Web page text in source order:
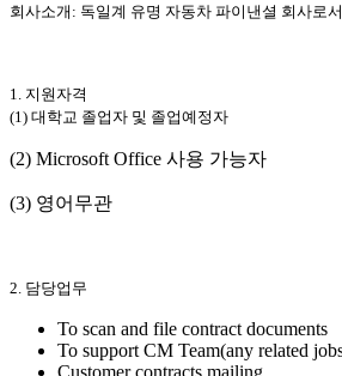
회사소개: 독일계 유명 자동차 파이낸셜 회사로
1. 지원자격
(1) 대학교 졸업자 및 졸업예정자
(2) Microsoft Office 사용 가능자
(3) 영어무관
2. 담당업무
To scan and file contract documents
To support CM Team(any related